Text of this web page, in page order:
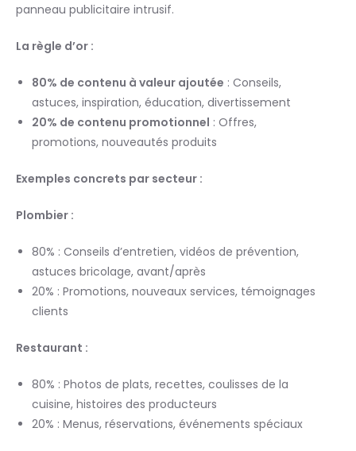
panneau publicitaire intrusif.
La règle d’or :
80% de contenu à valeur ajoutée : Conseils,
astuces, inspiration, éducation, divertissement
20% de contenu promotionnel : Offres,
promotions, nouveautés produits
Exemples concrets par secteur :
Plombier :
80% : Conseils d’entretien, vidéos de prévention,
astuces bricolage, avant/après
20% : Promotions, nouveaux services, témoignages
clients
Restaurant :
80% : Photos de plats, recettes, coulisses de la
cuisine, histoires des producteurs
20% : Menus, réservations, événements spéciaux